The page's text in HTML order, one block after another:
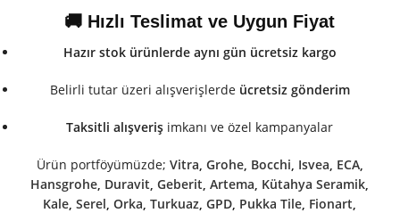
🚚 Hızlı Teslimat ve Uygun Fiyat
Hazır stok ürünlerde aynı gün ücretsiz kargo
Belirli tutar üzeri alışverişlerde ücretsiz gönderim
Taksitli alışveriş imkanı ve özel kampanyalar
Ürün portföyümüzde; Vitra, Grohe, Bocchi, Isvea, ECA,
Hansgrohe, Duravit,Geberit,Artema, Kütahya Seramik,
Kale,Serel, Orka,Turkuaz,GPD, Pukka Tile, Fionart,